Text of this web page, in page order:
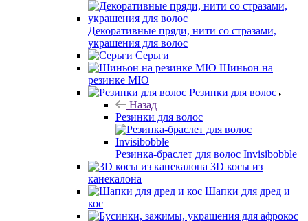
Декоративные пряди, нити со стразами,
украшения для волос
Серьги
Шиньон на
резинке MIO
Резинки для волос
Назад
Резинки для волос
Резинка-браслет для волос Invisibobble
3D косы из
канекалона
Шапки для дред и
кос